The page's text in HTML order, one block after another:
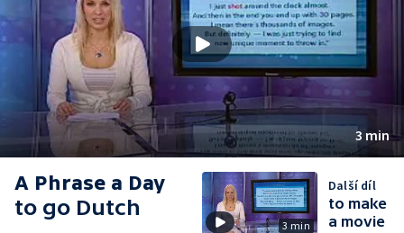
3 min
A Phrase a Day
to go Dutch
3 min
Další díl
to make
a movie